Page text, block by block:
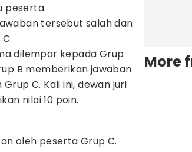
peserta.
tersebut salah dan
dilempar kepada Grup
B memberikan jawaban
C. Kali ini, dewan juri
nilai 10 poin.
oleh peserta Grup C.
More